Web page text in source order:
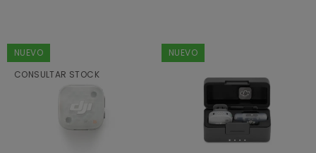
NUEVO
CONSULTAR STOCK
NUEVO